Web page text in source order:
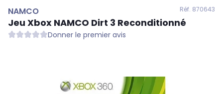
NAMCO Réf. 870643
Jeu Xbox NAMCO Dirt 3 Reconditionné
Donner le premier avis